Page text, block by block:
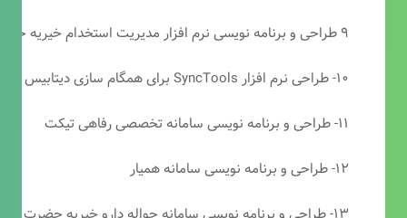
۹ طراحی و برنامه نویسی نرم افزار مدیریت استخدام خیریه حضرت ابوالفضل (ع)
۱۰- طراحی نرم افزار SyncTools برای همگام سازی دیتابیس های SQL Server
۱۱- طراحی و برنامه نویسی سامانه تخصصی رفاهی تیکت
۱۲- طراحی و برنامه نویسی سامانه همیار